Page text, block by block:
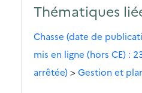
Thématiques
Chasse (date de
mis en ligne (hors CE) :
arrêtée)>Gestion et